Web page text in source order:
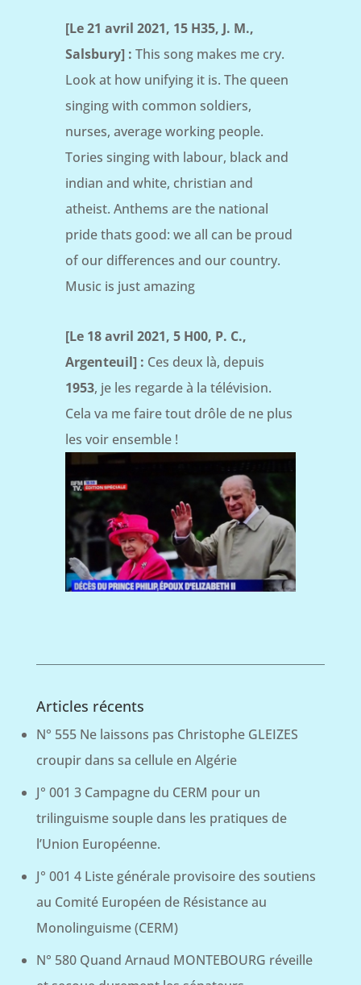
[Le 21 avril 2021, 15 H35, J. M.,
Salsbury] : This song makes me cry.
Look at how unifying it is. The queen
singing with common soldiers,
nurses, average working people.
Tories singing with labour, black and
indian and white, christian and
atheist. Anthems are the national
pride thats good: we all can be proud
of our differences and our country.
Music is just amazing
[Le 18 avril 2021, 5 H00, P. C.,
Argenteuil] : Ces deux là, depuis
1953, je les regarde à la télévision.
Cela va me faire tout drôle de ne plus
les voir ensemble !
Articles récents
N° 555 Ne laissons pas Christophe GLEIZES
croupir dans sa cellule en Algérie
J° 001 3 Campagne du CERM pour un
trilinguisme souple dans les pratiques de
l’Union Européenne.
J° 001 4 Liste générale provisoire des soutiens
au Comité Européen de Résistance au
Monolinguisme (CERM)
N° 580 Quand Arnaud MONTEBOURG réveille